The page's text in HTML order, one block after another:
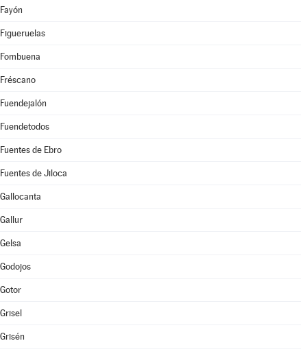
Fayón
Figueruelas
Fombuena
Fréscano
Fuendejalón
Fuendetodos
Fuentes de Ebro
Fuentes de Jiloca
Gallocanta
Gallur
Gelsa
Godojos
Gotor
Grisel
Grisén